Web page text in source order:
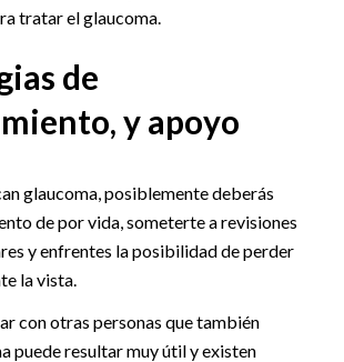
tratar el glaucoma.
de
y apoyo
glaucoma, posiblemente deberás
de por vida, someterte a revisiones
y enfrentes la posibilidad de perder
la vista.
con otras personas que también
puede resultar muy útil y existen